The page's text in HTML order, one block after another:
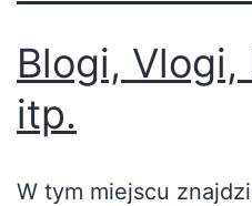
Blogi,
itp.
W tym miejscu